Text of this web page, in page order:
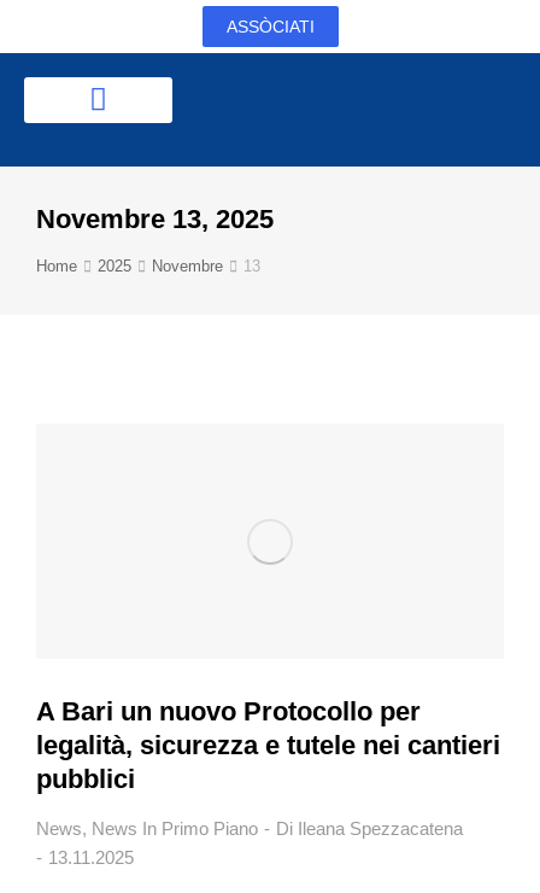
ASSÒCIATI
Novembre 13, 2025
Tu sei qui:
Home 2025 Novembre 13
A Bari un nuovo Protocollo per
legalità, sicurezza e tutele nei cantieri
pubblici
News, News In Primo Piano Di Ileana Spezzacatena
13.11.2025